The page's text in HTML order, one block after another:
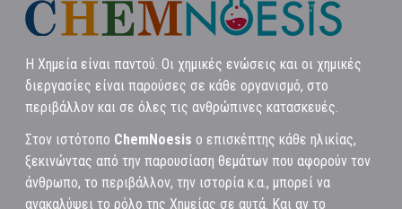
Η Χημεία είναι παντού. Οι χημικές ενώσεις και οι χημικές
διεργασίες είναι παρούσες σε κάθε οργανισμό, στο
περιβάλλον και σε όλες τις ανθρώπινες κατασκευές.
Στον ιστότοπο ChemNoesis ο επισκέπτης κάθε ηλικίας,
ξεκινώντας από την παρουσίαση θεμάτων που αφορούν τον
άνθρωπο, το περιβάλλον, την ιστορία κ.α., μπορεί να
ανακαλύψει το ρόλο της Χημείας σε αυτά. Και αν το